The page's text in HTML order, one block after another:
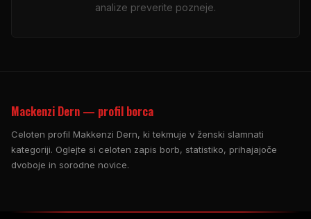
analize preverite pozneje.
Mackenzi Dern — profil borca
Celoten profil Makkenzi Dern, ki tekmuje v ženski slamnati
kategoriji. Oglejte si celoten zapis borb, statistiko, prihajajoče
dvoboje in sorodne novice.